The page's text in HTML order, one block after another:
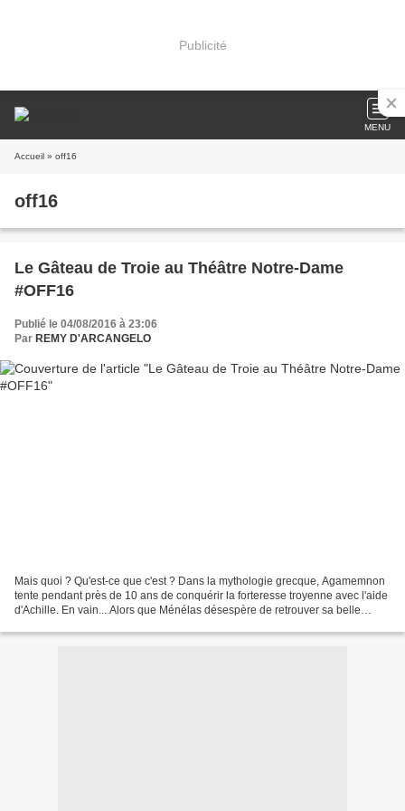
Publicité
MENU
Accueil » off16
off16
Le Gâteau de Troie au Théâtre Notre-Dame
#OFF16
Publié le 04/08/2016 à 23:06
Par REMY D'ARCANGELO
Mais quoi ? Qu'est-ce que c'est ? Dans la mythologie grecque, Agamemnon
tente pendant près de 10 ans de conquérir la forteresse troyenne avec l'aide
d'Achille. En vain... Alors que Ménélas désespère de retrouver sa belle